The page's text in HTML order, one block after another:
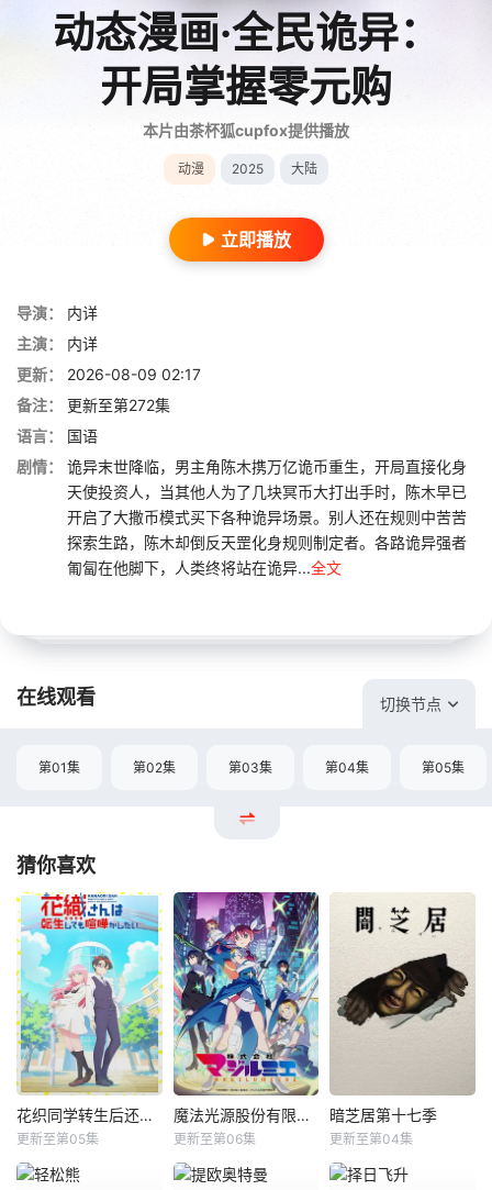
动态漫画·全民诡异：
开局掌握零元购
本片由茶杯狐cupfox提供播放
动漫 2025 大陆
立即播放
导演：
内详
主演：
内详
更新：
2026-08-09 02:17
备注：
更新至第272集
语言：
国语
剧情：
诡异末世降临，男主角陈木携万亿诡币重生，开局直接化身
天使投资人，当其他人为了几块冥币大打出手时，陈木早已
开启了大撒币模式买下各种诡异场景。别人还在规则中苦苦
探索生路，陈木却倒反天罡化身规则制定者。各路诡异强者
匍匐在他脚下，人类终将站在诡异...全文
在线观看 切换节点
第01集 第02集 第03集 第04集 第05集
猜你喜欢
花织同学转生后还是想干架
更新至第05集
魔法光源股份有限公司第二季
更新至第06集
暗芝居第十七季
更新至第04集